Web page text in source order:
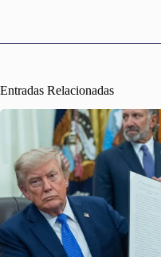
Entradas Relacionadas